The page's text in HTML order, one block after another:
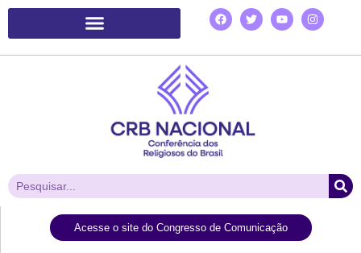
Acesse o site do Congresso de Comunicação